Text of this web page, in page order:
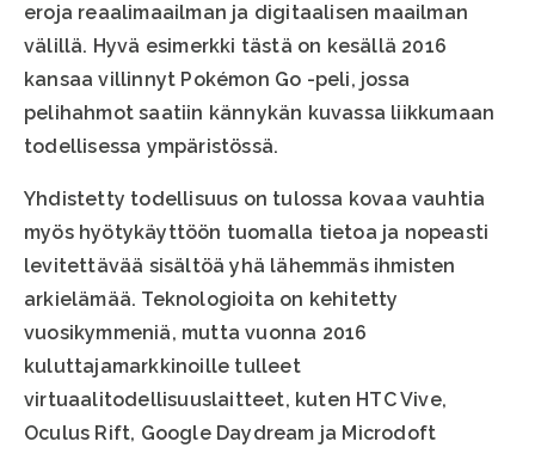
eroja reaalimaailman ja digitaalisen maailman
välillä. Hyvä esimerkki tästä on kesällä 2016
kansaa villinnyt Pokémon Go -peli, jossa
pelihahmot saatiin kännykän kuvassa liikkumaan
todellisessa ympäristössä.
Yhdistetty todellisuus on tulossa kovaa vauhtia
myös hyötykäyttöön tuomalla tietoa ja nopeasti
levitettävää sisältöä yhä lähemmäs ihmisten
arkielämää. Teknologioita on kehitetty
vuosikymmeniä, mutta vuonna 2016
kuluttajamarkkinoille tulleet
virtuaalitodellisuuslaitteet, kuten HTC Vive,
Oculus Rift, Google Daydream ja Microdoft